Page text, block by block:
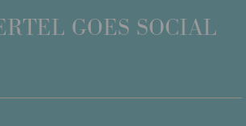
GOES SOCIAL